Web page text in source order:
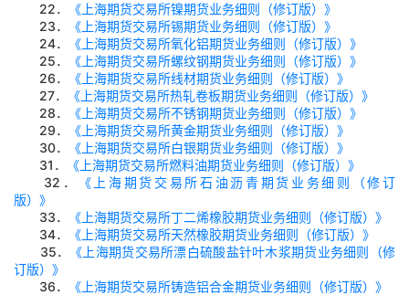
22．
《上海期货交易所镍期货业务细则（修订版）》
23．
《上海期货交易所锡期货业务细则（修订版）》
24．
《上海期货交易所氧化铝期货业务细则（修订版）》
25．
《上海期货交易所螺纹钢期货业务细则（修订版）》
26．
《上海期货交易所线材期货业务细则（修订版）》
27．
《上海期货交易所热轧卷板期货业务细则（修订版）》
28．
《上海期货交易所不锈钢期货业务细则（修订版）》
29．
《上海期货交易所黄金期货业务细则（修订版）》
30．
《上海期货交易所白银期货业务细则（修订版）》
31 ．
《上海期货交易所燃料油期货业务细则（修订版）》
32 ．
《上海期货交易所石油沥青期货业务细则（修订
版）》
33．
《上海期货交易所丁二烯橡胶期货业务细则（修订版）》
34．
《上海期货交易所天然橡胶期货业务细则（修订版）》
35．
《上海期货交易所漂白硫酸盐针叶木浆期货业务细则（修
订版）》
36． 《上海期货交易所铸造铝合金期货业务细则（修订版）》